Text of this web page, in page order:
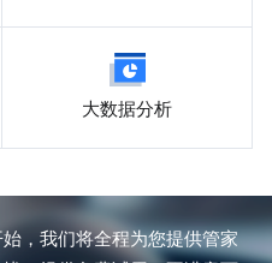
大数据分析
，我们将全程为您提供管家